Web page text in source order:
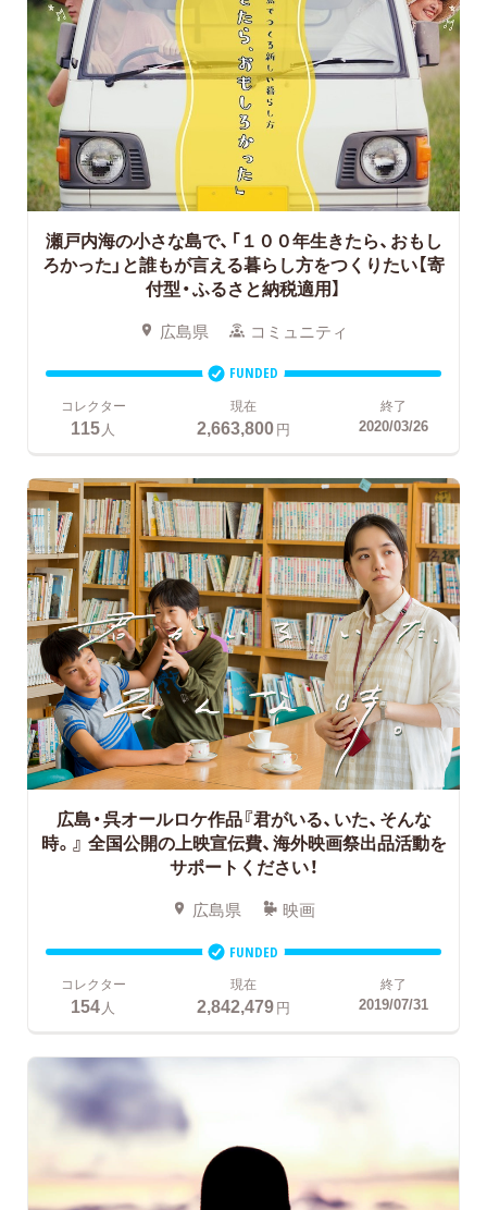
瀬戸内海の小さな島で、「１００年生きたら、おもし
ろかった」と誰もが言える暮らし方をつくりたい【寄
付型・ふるさと納税適用】
広島県 コミュニティ
FUNDED
コレクター
115 人
現在
2,663,800円
終了
2020/03/26
広島・呉オールロケ作品『君がいる、いた、そんな
時。』 全国公開の上映宣伝費、海外映画祭出品活動を
サポートください！
広島県 映画
FUNDED
コレクター
154人
現在
2,842,479円
終了
2019/07/31